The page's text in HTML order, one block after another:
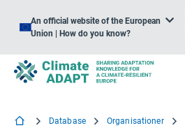
An official website of the European
Union | How do you know?
Database Organisationer